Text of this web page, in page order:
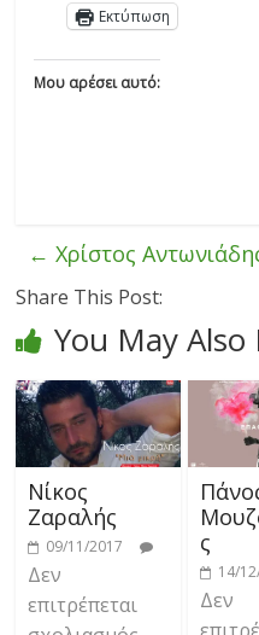
Εκτύπωση
Μου αρέσει αυτό:
← Χρίστος
Share This Post:
You May Also
Νίκος
Ζαραλής
09/11/2017
Δεν
επιτρέπεται
ς
14/
Δεν